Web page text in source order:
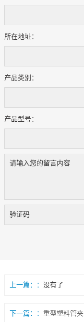
所在地址：
产品类别：
产品型号：
上一篇： 没有了
下一篇： 重型塑料管夹